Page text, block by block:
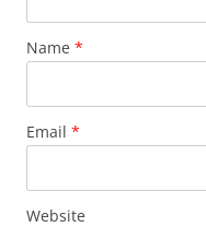
Name *
Email *
Website